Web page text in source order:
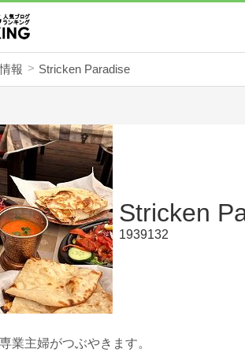
報 Stricken Paradise
Stricken
1939132
業主婦がつぶやきます。